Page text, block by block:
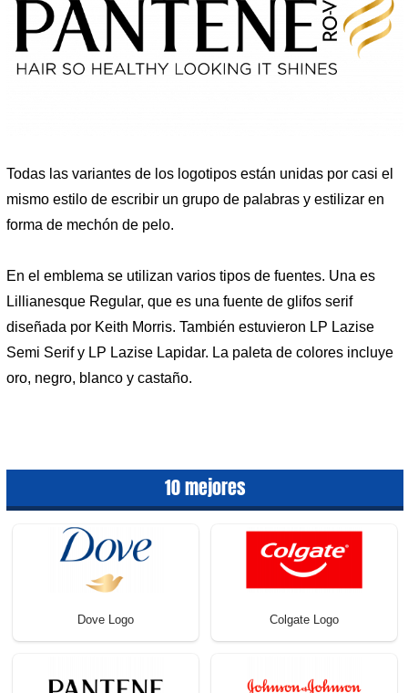
Todas las variantes de los logotipos están unidas por casi el
mismo estilo de escribir un grupo de palabras y estilizar en
forma de mechón de pelo.
En el emblema se utilizan varios tipos de fuentes. Una es
Lillianesque Regular, que es una fuente de glifos serif
diseñada por Keith Morris. También estuvieron LP Lazise
Semi Serif y LP Lazise Lapidar. La paleta de colores incluye
oro, negro, blanco y castaño.
10 mejores
Dove Logo Colgate Logo